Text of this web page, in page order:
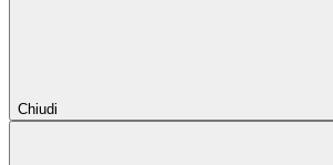
Chiudi